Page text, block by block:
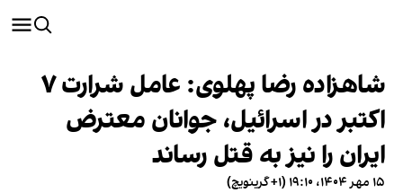
شاهزاده رضا پهلوی: عامل شرارت ۷
اکتبر در اسرائیل، جوانان معترض
ایران را نیز به قتل رساند
۱۵ مهر ۱۴۰۴، ۱۹:۱۰ (‎+۱ گرینویچ)